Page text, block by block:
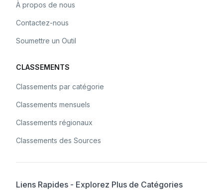
À propos de nous
Contactez-nous
Soumettre un Outil
CLASSEMENTS
Classements par catégorie
Classements mensuels
Classements régionaux
Classements des Sources
Liens Rapides - Explorez Plus de Catégories